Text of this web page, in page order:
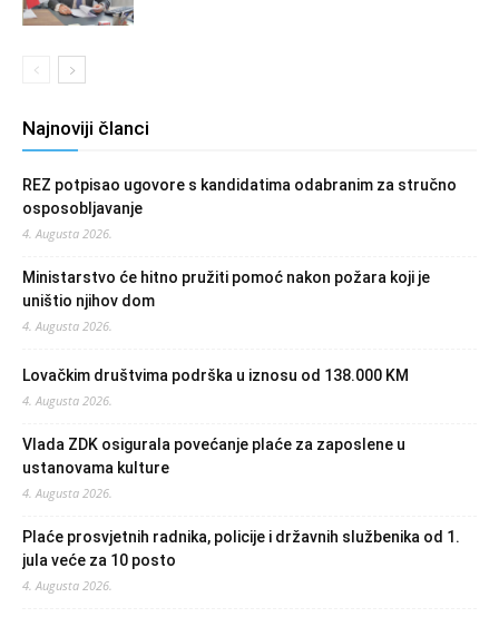
Najnoviji članci
REZ potpisao ugovore s kandidatima odabranim za stručno
osposobljavanje
4. Augusta 2026.
Ministarstvo će hitno pružiti pomoć nakon požara koji je
uništio njihov dom
4. Augusta 2026.
Lovačkim društvima podrška u iznosu od 138.000 KM
4. Augusta 2026.
Vlada ZDK osigurala povećanje plaće za zaposlene u
ustanovama kulture
4. Augusta 2026.
Plaće prosvjetnih radnika, policije i državnih službenika od 1.
jula veće za 10 posto
4. Augusta 2026.